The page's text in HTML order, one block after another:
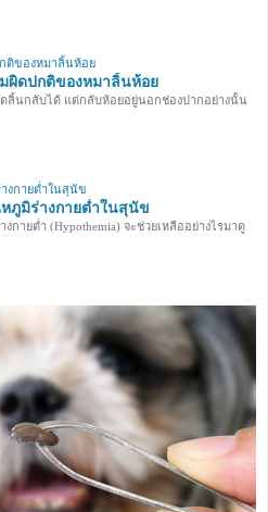
มผิดปกติของหมาลิ้นห้อย
ดลิ้นกลับได้ แต่กลับห้อยอยู่นอกช่องปากอย่างนั้น
ภูมิร่างกายต่ำในสุนัข
ายต่ำ (Hypothemia) จะช่วยเหลืออย่างไรมาดู